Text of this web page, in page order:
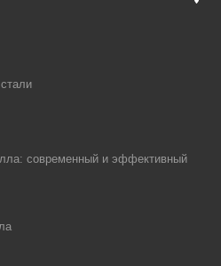
современный и эффективный